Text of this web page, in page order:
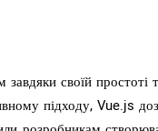
своїй
підходу, Vue.js